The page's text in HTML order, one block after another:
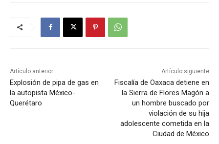
Artículo anterior
Explosión de pipa de gas en
la autopista México-
Querétaro
Artículo siguiente
Fiscalía de Oaxaca detiene en
la Sierra de Flores Magón a
un hombre buscado por
violación de su hija
adolescente cometida en la
Ciudad de México